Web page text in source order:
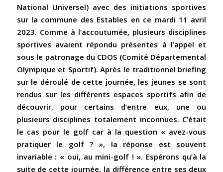
National Universel) avec des initiations sportives
sur la commune des Estables en ce mardi 11 avril
2023. Comme à l’accoutumée, plusieurs disciplines
sportives avaient répondu présentes à l’appel et
sous le patronage du CDOS (Comité Départemental
Olympique et Sportif). Après le traditionnel briefing
sur le déroulé de cette journée, les jeunes se sont
rendus sur les différents espaces sportifs afin de
découvrir, pour certains d’entre eux, une ou
plusieurs disciplines totalement inconnues. C’était
le cas pour le golf car à la question « avez-vous
pratiquer le golf ? », la réponse est souvent
invariable : « oui, au mini-golf ! ». Espérons qu’à la
suite de cette journée, la différence entre ses deux